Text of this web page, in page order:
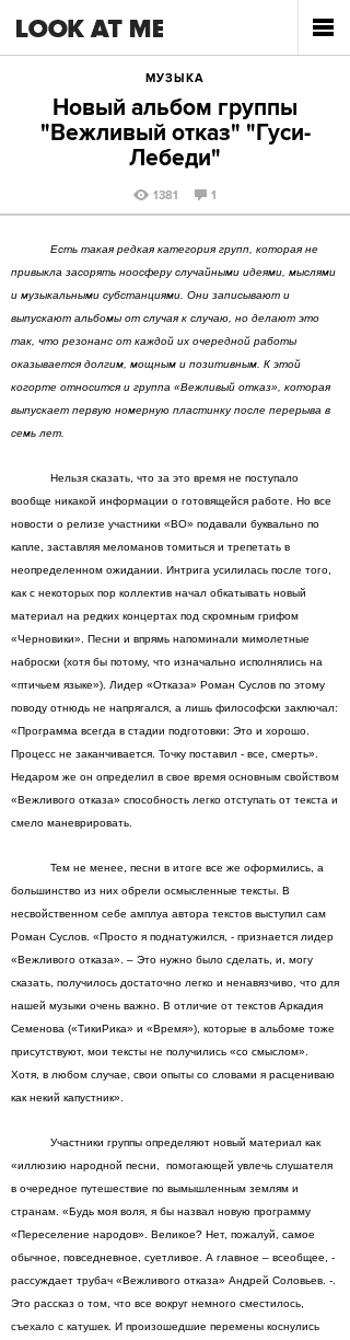
МУЗЫКА
Новый альбом группы
"Вежливый отказ" "Гуси-
Лебеди"
1381 1
Есть такая редкая категория групп, которая не
привыкла засорять ноосферу случайными идеями, мыслями
и музыкальными субстанциями. Они записывают и
выпускают альбомы от случая к случаю, но делают это
так, что резонанс от каждой их очередной работы
оказывается долгим, мощным и позитивным. К этой
когорте относится и группа «Вежливый отказ», которая
выпускает первую номерную пластинку после перерыва в
семь лет.
Нельзя сказать, что за это время не поступало
вообще никакой информации о готовящейся работе. Но все
новости о релизе участники «ВО» подавали буквально по
капле, заставляя меломанов томиться и трепетать в
неопределенном ожидании. Интрига усилилась после того,
как с некоторых пор коллектив начал обкатывать новый
материал на редких концертах под скромным грифом
«Черновики». Песни и впрямь напоминали мимолетные
наброски (хотя бы потому, что изначально исполнялись на
«птичьем языке»). Лидер «Отказа» Роман Суслов по этому
поводу отнюдь не напрягался, а лишь философски заключал:
«Программа всегда в стадии подготовки: Это и хорошо.
Процесс не заканчивается. Точку поставил - все, смерть».
Недаром же он определил в свое время основным свойством
«Вежливого отказа» способность легко отступать от текста и
смело маневрировать.
Тем не менее, песни в итоге все же оформились, а
большинство из них обрели осмысленные тексты. В
несвойственном себе амплуа автора текстов выступил сам
Роман Суслов. «Просто я поднатужился, - признается лидер
«Вежливого отказа». – Это нужно было сделать, и, могу
сказать, получилось достаточно легко и ненавязчиво, что для
нашей музыки очень важно. В отличие от текстов Аркадия
Семенова («ТикиРика» и «Время»), которые в альбоме тоже
присутствуют, мои тексты не получились «со смыслом».
Хотя, в любом случае, свои опыты со словами я расцениваю
как некий капустник».
Участники группы определяют новый материал как
«иллюзию народной песни, помогающей увлечь слушателя
в очередное путешествие по вымышленным землям и
странам. «Будь моя воля, я бы назвал новую программу
«Переселение народов». Великое? Нет, пожалуй, самое
обычное, повседневное, суетливое. А главное – всеобщее, -
рассуждает трубач «Вежливого отказа» Андрей Соловьев. -.
Это рассказ о том, что все вокруг немного сместилось,
съехало с катушек. И произошедшие перемены коснулись